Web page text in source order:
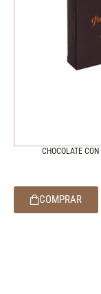
CHOCOLATE
COMPRAR